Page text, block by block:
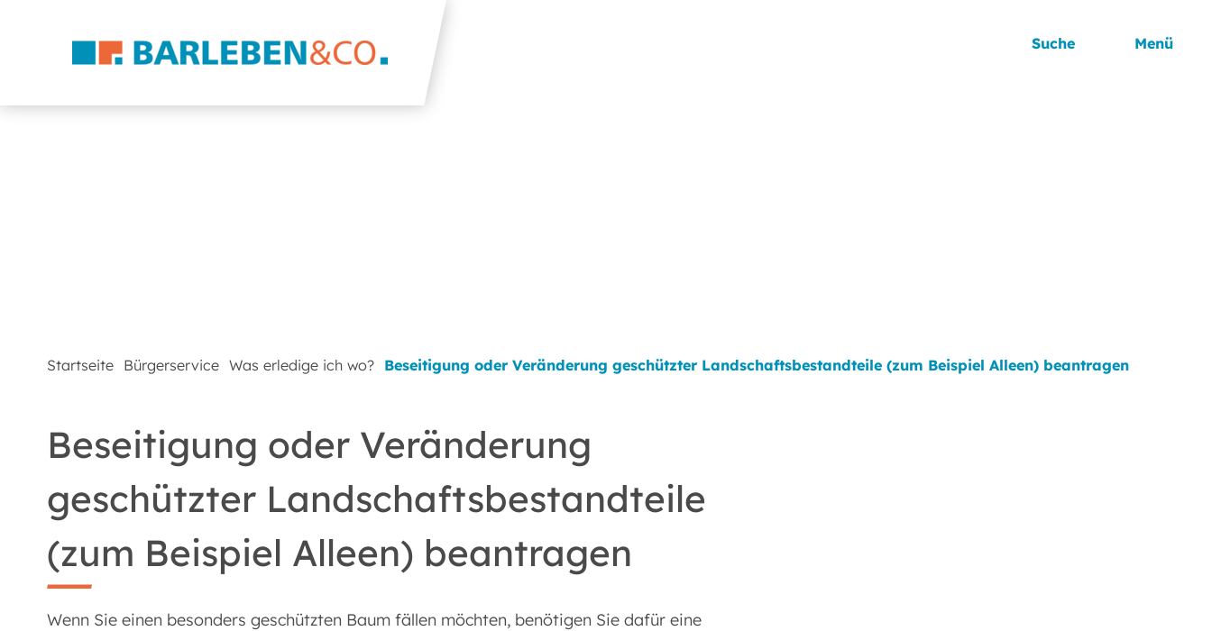
Suche Menü
Startseite Bürgerservice Was erledige ich wo? Beseitigung oder Veränderung geschützter Landschaftsbestandteile (zum Beispiel Alleen) beantragen
Beseitigung oder Veränderung
geschützter Landschaftsbestandteile
(zum Beispiel Alleen) beantragen
Wenn Sie einen besonders geschützten Baum fällen möchten, benötigen Sie dafür eine